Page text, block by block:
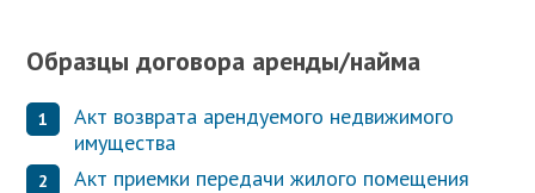
Образцы договора аренды/найма
Акт возврата арендуемого недвижимого
имущества
Акт приемки передачи жилого помещения